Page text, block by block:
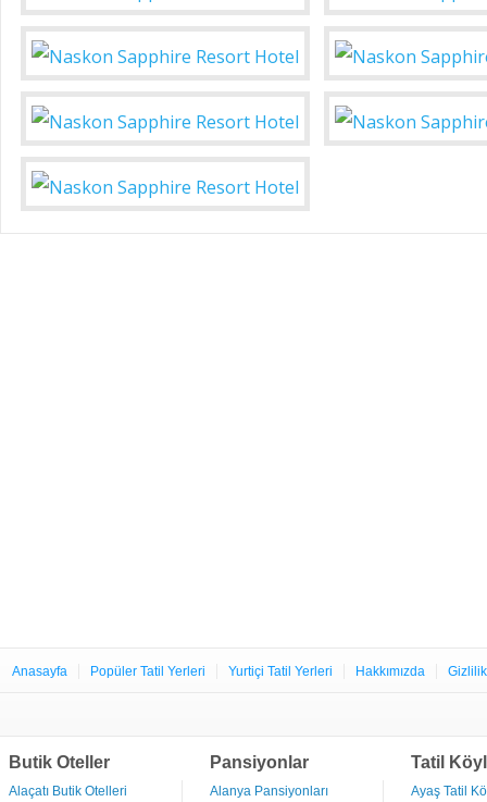
Anasayfa Popüler Tatil Yerleri Yurtiçi Tatil Yerleri Hakkımızda
Butik Oteller
Alaçatı Butik Otelleri
Pansiyonlar
Alanya Pansiyonları
Tatil
Ayaş Tatil